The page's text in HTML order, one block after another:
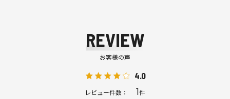
REVIEW
お客様の声
4.0
レビュー件数： 1件